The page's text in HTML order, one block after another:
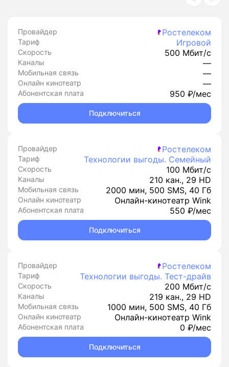
Провайдер Ростелеком
Тариф Игровой
Скорость 500 Мбит/с
Каналы —
Мобильная связь —
Онлайн кинотеатр —
Абонентская плата 950 ₽/мес
Подключиться
Провайдер Ростелеком
Тариф Технологии выгоды. Семейный
Скорость 100 Мбит/с
Каналы 210 кан., 29 HD
Мобильная связь 2000 мин, 500 SMS, 40 Гб
Онлайн кинотеатр Онлайн-кинотеатр Wink
Абонентская плата 550 ₽/мес
Подключиться
Провайдер Ростелеком
Тариф Технологии выгоды. Тест-драйв
Скорость 200 Мбит/с
Каналы 219 кан., 29 HD
Мобильная связь 1000 мин, 500 SMS, 40 Гб
Онлайн кинотеатр Онлайн-кинотеатр Wink
Абонентская плата 0 ₽/мес
Подключиться